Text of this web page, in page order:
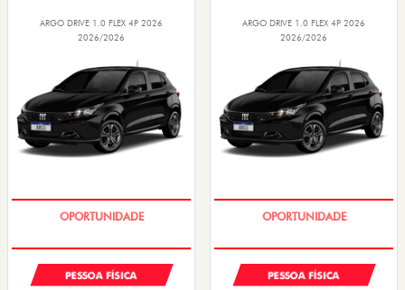
ARGO DRIVE 1.0 FLEX 4P 2026
2026/2026
PESSOA FÍSICA
ARGO DRIVE 1.0 FLEX 4P 2026
2026/2026
PESSOA FÍSICA